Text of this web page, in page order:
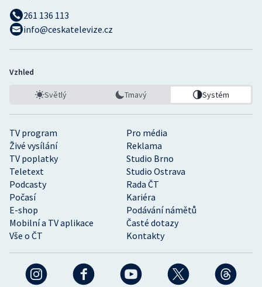
TV program
Pro média
Živé vysílání
Reklama
TV poplatky
Studio Brno
Teletext
Studio Ostrava
Podcasty
Rada ČT
Počasí
Kariéra
E-shop
Podávání námětů
Mobilní a TV aplikace
Časté dotazy
Vše o ČT
Kontakty
261 136 113
info@ceskatelevize.cz
Vzhled
Světlý Tmavý Systém